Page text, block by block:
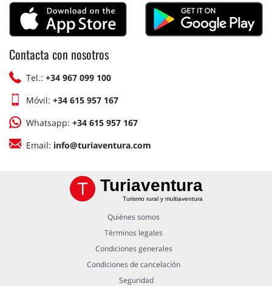
Contacta con nosotros
Tel.: +34 967 099 100
Móvil: +34 615 957 167
Whatsapp: +34 615 957 167
Email: info@turiaventura.com
Turiaventura
Turismo rural y multiaventura
Quiénes somos
Términos legales
Condiciones generales
Condiciones de cancelación
Seguridad